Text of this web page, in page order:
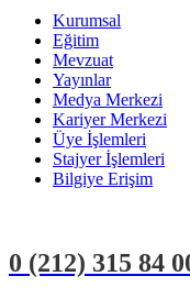
Kurumsal
Eğitim
Mevzuat
Yayınlar
Medya Merkezi
Kariyer Merkezi
Üye İşlemleri
Stajyer İşlemleri
Bilgiye Erişim
0 (212) 315 84